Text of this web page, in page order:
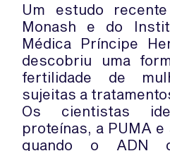
Um estudo
Monash e do
Médica Príncipe
descobriu uma
fertilidade de
sujeitas a
Os cientistas
proteínas, a PUMA e
quando o ADN